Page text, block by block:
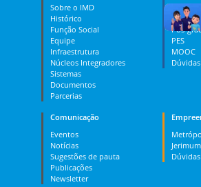
Sobre o IMD
Histórico
Função Social
Equipe
Infraestrutura
Núcleos Integradores
Sistemas
Documentos
Parcerias
Curso
Pós-
PES
MOOC
Dúvidas
Comunicação
Eventos
Notícias
Sugestões de pauta
Publicações
Newsletter
Dúvidas